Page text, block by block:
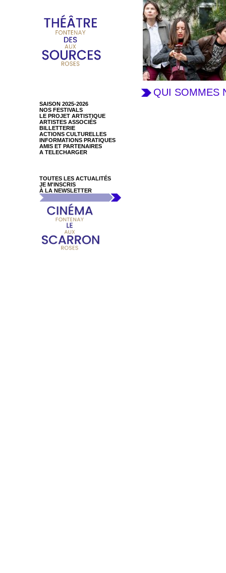
SAISON 2025-2026
NOS FESTIVALS
LE PROJET ARTISTIQUE
ARTISTES ASSOCIÉS
BILLETTERIE
ACTIONS CULTURELLES
INFORMATIONS PRATIQUES
AMIS ET PARTENAIRES
A TELECHARGER
TOUTES LES ACTUALITÉS
JE M'INSCRIS
À LA NEWSLETTER
QUI SOMMES